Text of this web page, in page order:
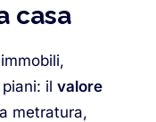
casa
il valore
metratura,